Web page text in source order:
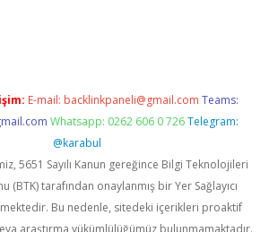
E-mail: backlinkpaneli@gmail.com Teams:
Whatsapp: 0262 606 0 726 Telegram:
@karabul
5651 Sayılı Kanun gereğince Bilgi Teknolojileri
(BTK) tarafından onaylanmış bir Yer Sağlayıcı
Bu nedenle, sitedeki içerikleri proaktif
araştırma yükümlülüğümüz bulunmamaktadır.